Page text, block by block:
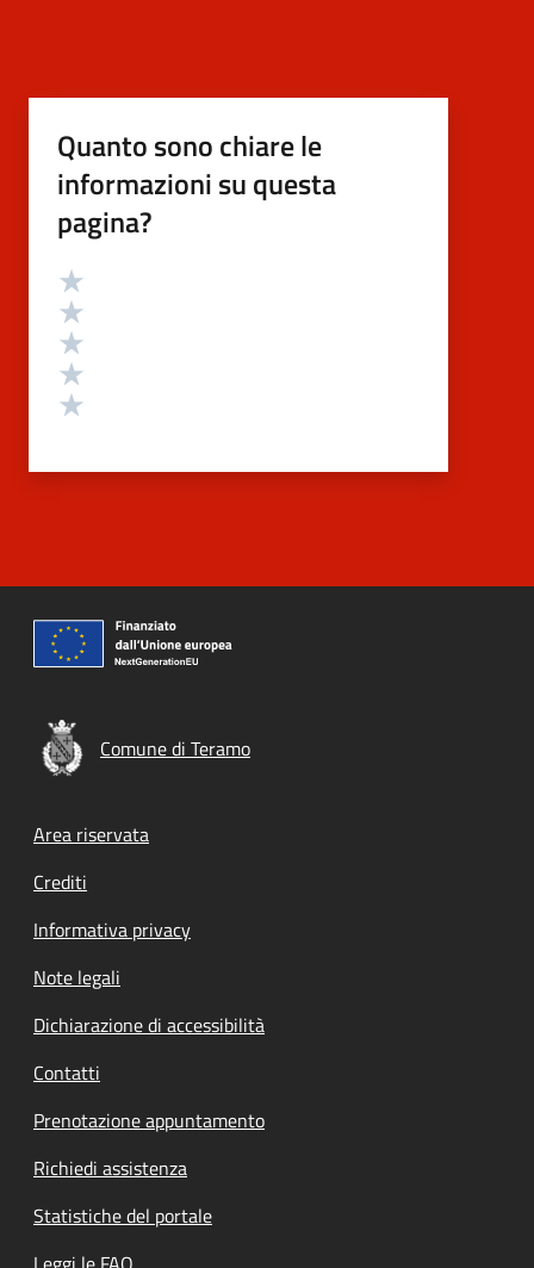
Quanto sono chiare le
informazioni su questa
pagina?
Valutazione
Comune di Teramo
Footer menu
Area riservata
Crediti
Informativa privacy
Note legali
Dichiarazione di accessibilità
Contatti
Prenotazione appuntamento
Richiedi assistenza
Statistiche del portale